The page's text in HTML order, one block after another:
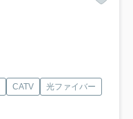
CATV
光ファイバー